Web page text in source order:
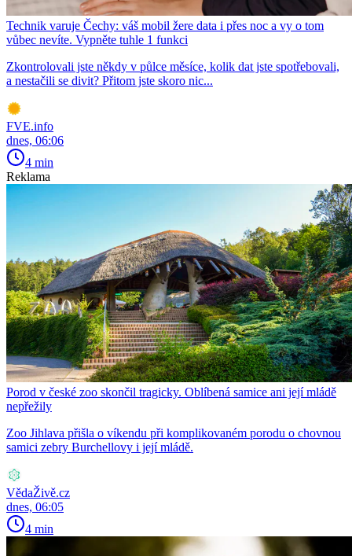
Technik varuje Čechy: váš mobil žere data i přes noc a vy o tom
vůbec nevíte. Vypněte tuhle 1 funkci
Zkontrolovali jste někdy v půlce měsíce, kolik dat jste spotřebovali,
a nestačili se divit? Přitom jste skoro nic...
FVE.info
dnes, 06:06
4 min
Reklama
Porod v české zoo skončil tragicky. Oblíbená samice ani její mládě
nepřežily
Zoo Jihlava přišla o víkendu při komplikovaném porodu o chovnou
samici zebry Burchellovy i její mládě.
VědaŽivě.cz
dnes, 06:05
4 min